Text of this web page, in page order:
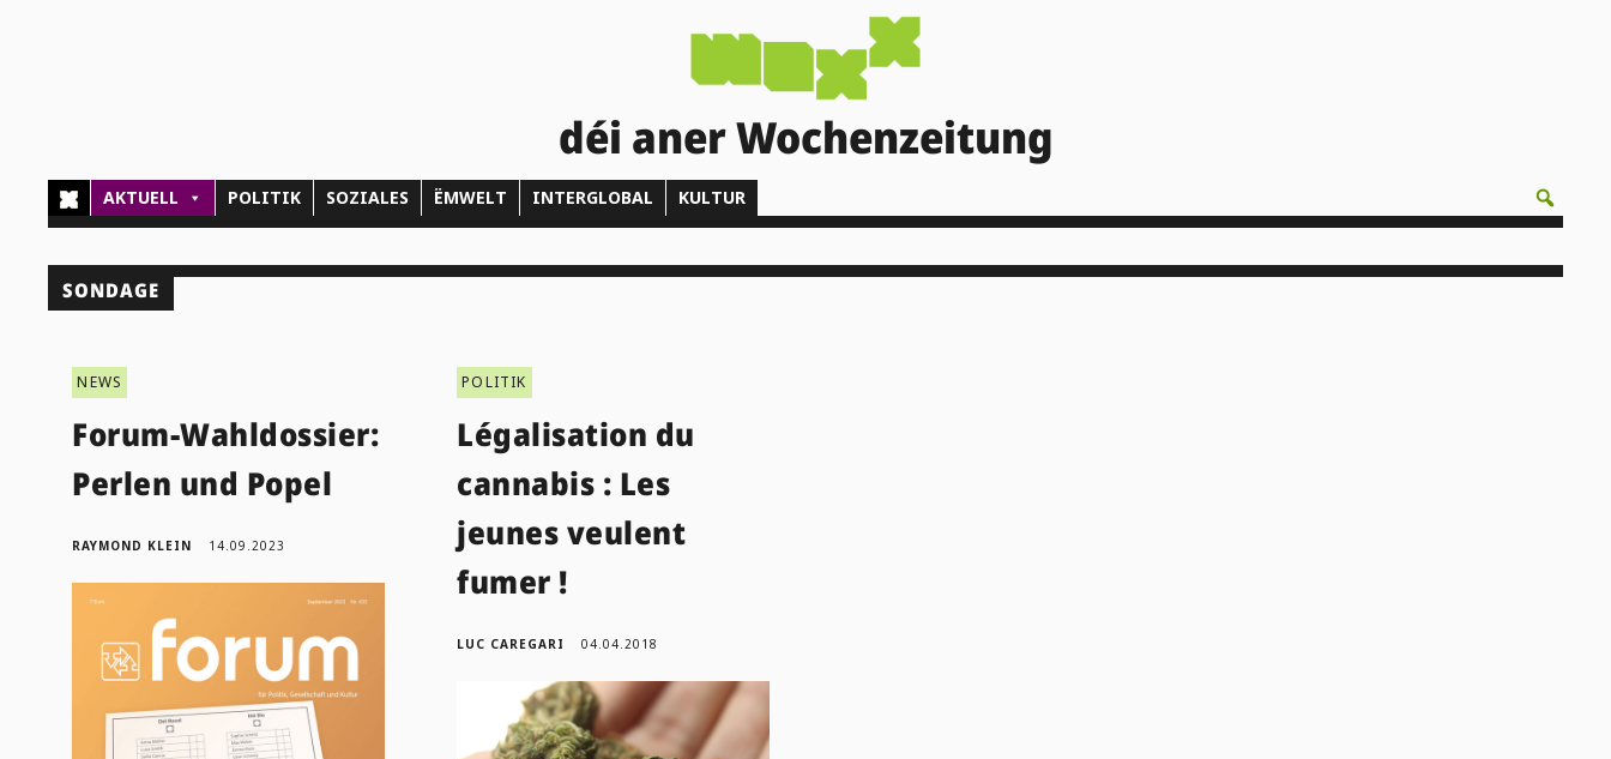
déi aner Wochenzeitung
AKTUELL POLITIK SOZIALES ËMWELT INTERGLOBAL KULTUR
SONDAGE
NEWS
Forum-Wahldossier:
Perlen und Popel
RAYMOND KLEIN 14.09.2023
POLITIK
Légalisation du
cannabis : Les
jeunes veulent
fumer !
LUC CAREGARI 04.04.2018